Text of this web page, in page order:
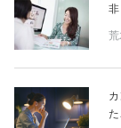
非
荒
た